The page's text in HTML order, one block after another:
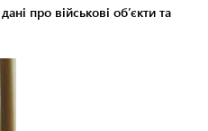
про військові об’єкти та